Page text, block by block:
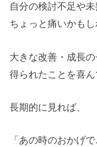
自分の検討不足や
ちょっと痛いかもし
大きな改善・成長
得られたことを喜ん
長期的に見れば、
「あの時のおかげ